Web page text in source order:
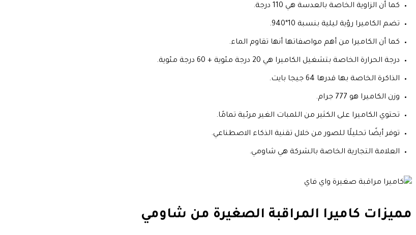
كما أن الزاوية الخاصة بالعدسة هي 110 درجة.
تضم الكاميرا رؤية ليلية بنسبة 10*940.
كما أن الكاميرا من أهم مواصفاتها أنها تقاوم الماء.
درجة الحرارة الخاصة بتشغيل الكاميرا هي 20 درجة مئوية + 60 درجة مئوية.
الذاكرة الخاصة بها قدرها 64 جيجا بايت.
وزن الكاميرا هو 777 جرام.
تحتوي الكاميرا على الكثير من اللمبات الغير مرئية تمامًا.
توفر أيضًا تحليلًا للصور من خلال تقنية الذكاء الاصطناعي.
العلامة التجارية الخاصة بالشركة هي شاومي.
مميزات كاميرا المراقبة الصغيرة من شاومي